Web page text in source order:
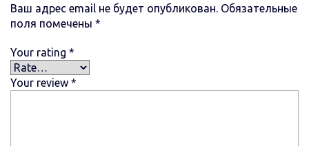
Ваш адрес email не будет опубликован. Обязательные
поля помечены *
Your rating *
Your review *